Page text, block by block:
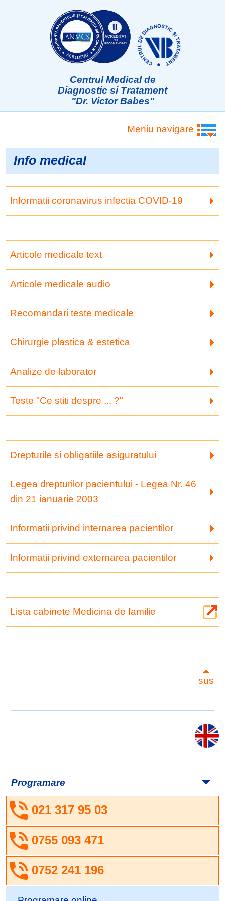
Centrul Medical de
Diagnostic si Tratament
"Dr. Victor Babes"
Meniu navigare
Info medical
Informatii coronavirus infectia COVID-19
Articole medicale text
Articole medicale audio
Recomandari teste medicale
Chirurgie plastica & estetica
Analize de laborator
Teste "Ce stiti despre ... ?"
Drepturile si obligatiile asiguratului
Legea drepturilor pacientului - Legea Nr. 46
din 21 ianuarie 2003
Informatii privind internarea pacientilor
Informatii privind externarea pacientilor
Lista cabinete Medicina de familie
sus
Programare
021 317 95 03
0755 093 471
0752 241 196